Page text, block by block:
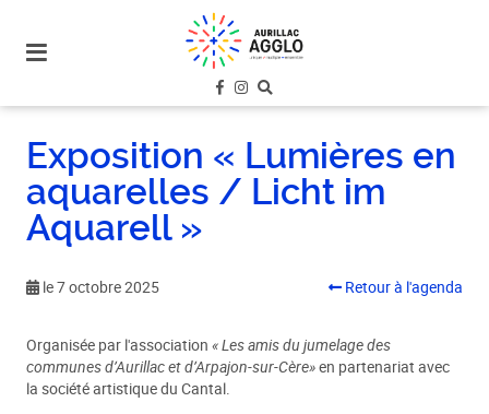
site
menu
aller au
contenu
Exposition « Lumières en
aquarelles / Licht im
Aquarell »
le 7 octobre 2025 Retour à l'agenda
Organisée par l'association« Les amis du jumelage des
communes d’Aurillac et d’Arpajon-sur-Cère»en partenariat avec
la société artistique du Cantal.